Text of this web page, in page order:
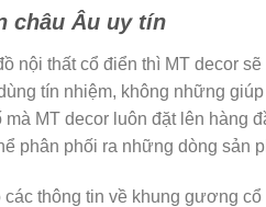
châu Âu uy tín
thất cổ điển thì MT decor
tín nhiệm, không những
MT decor luôn đặt lên hàng
phân phối ra những dòng sản
thông tin về khung gương